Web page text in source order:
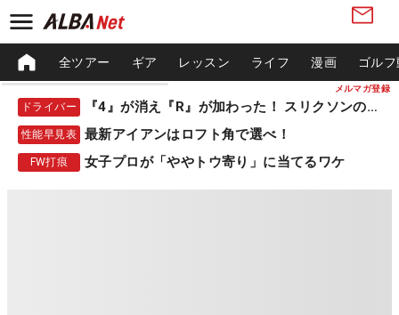
メルマガ登録
全ツアー ギア レッスン ライフ 漫画 ゴル
ドライバー 『4』が消え『R』が加わった！ スリクソンの新作
性能早見表 最新アイアンはロフト角で選べ！
FW打痕 女子プロが「ややトウ寄り」に当てるワケ